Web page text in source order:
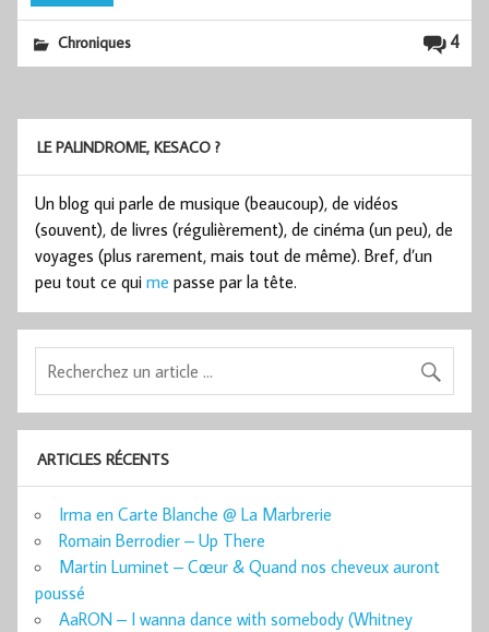
4
Chroniques
LE PALINDROME, KESACO ?
Un blog qui parle de musique (beaucoup), de vidéos
(souvent), de livres (régulièrement), de cinéma (un peu), de
voyages (plus rarement, mais tout de même). Bref, d’un
peu tout ce qui me passe par la tête.
ARTICLES RÉCENTS
Irma en Carte Blanche @ La Marbrerie
Romain Berrodier – Up There
Martin Luminet – Cœur & Quand nos cheveux auront
poussé
AaRON – I wanna dance with somebody (Whitney